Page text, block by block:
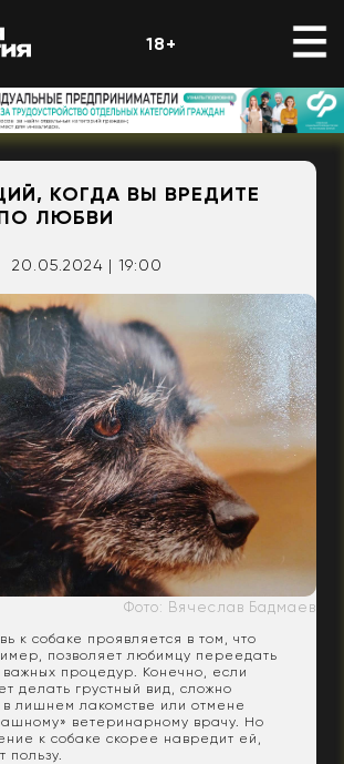
18+
КОГДА ВЫ ВРЕДИТЕ
ЛЮБВИ
20.05.2024 | 19:00
Фото: Вячеслав Бадмаев
к собаке проявляется в том, что
позволяет любимцу переедать
важных процедур. Конечно, если
делать грустный вид, сложно
в лишнем лакомстве или отмене
ветеринарному врачу. Но
к собаке скорее навредит ей,
пользу.